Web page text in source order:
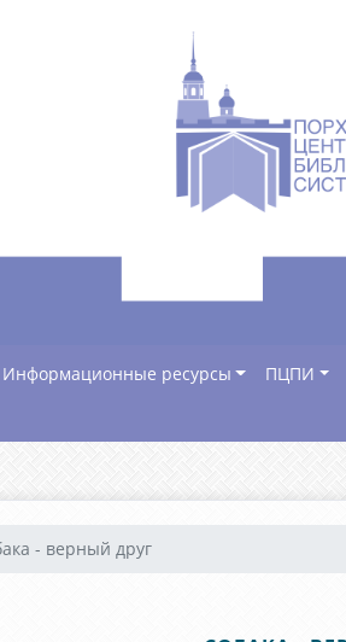
Информационные ресурсы ПЦПИ
- верный друг